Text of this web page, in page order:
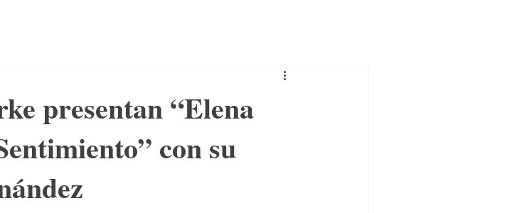
presentan “Elena
con su